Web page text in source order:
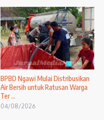
BPBD Ngawi Mulai Distribusikan
Air Bersih untuk Ratusan Warga
Ter ...
04/08/2026